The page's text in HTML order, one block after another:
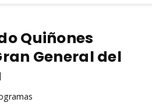
Quiñones
General del